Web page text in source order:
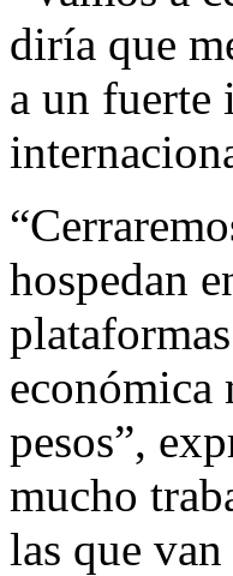
diría que
a un fuerte
hospedan
económica
pesos”,
mucho
las que